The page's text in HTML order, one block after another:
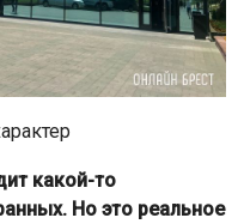
какой-то
Но это реальное